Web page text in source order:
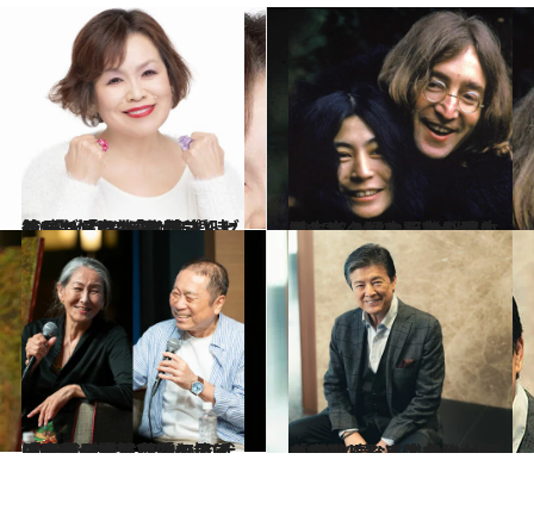
2025.11.28
義母が「これあげる」と…上沼恵美子が新婚時代にもらった“仰天プレゼント”とは？「お姑さんにとって嫁は“ええゴミ箱”扱いなんです」
ライフスタイル 2025.7.20
アシスタントを夫の愛人にして、18カ月の別居生活…オノ・ヨーコがジョン・レノンと距離を置いた本当の理由
カルチャー
2025.7.30
「60代で恋に落ちて…」「大勢の女性に愛を捧げてきた」浅野忠信の母・浅野順子さん（74）＆近田春夫さん（74）の70代コンビが語った「シニアの恋」
カルチャー 2025.9.11
「70代になると色々とガタが来る」人生の終わりを意識した三浦友和が明かした“夢”とは？
カルチャー